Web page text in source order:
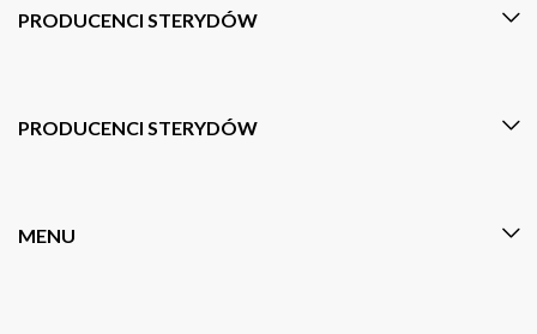
PRODUCENCI STERYDÓW
PRODUCENCI STERYDÓW
MENU